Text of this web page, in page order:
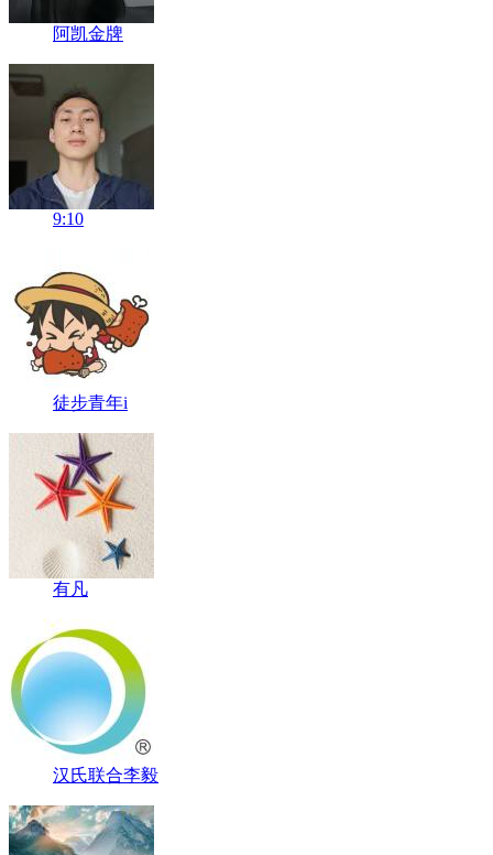
阿凯金牌
9:10
徒步青年i
有凡
汉氏联合李毅